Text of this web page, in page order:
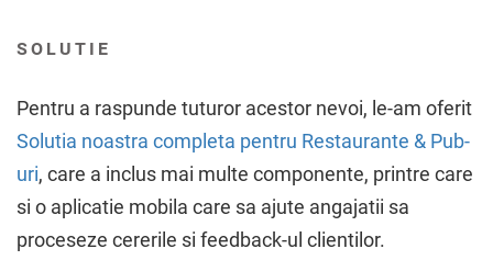
SOLUTIE
Pentru a raspunde tuturor acestor nevoi, le-am oferit
Solutia noastra completa pentru Restaurante & Pub-
uri, care a inclus mai multe componente, printre care
si o aplicatie mobila care sa ajute angajatii sa
proceseze cererile si feedback-ul clientilor.